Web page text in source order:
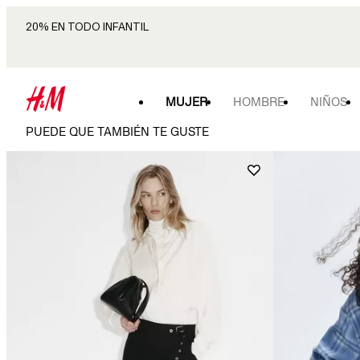
20% EN TODO INFANTIL
MUJER HOMBRE NIÑOS
PUEDE QUE TAMBIÉN TE GUSTE